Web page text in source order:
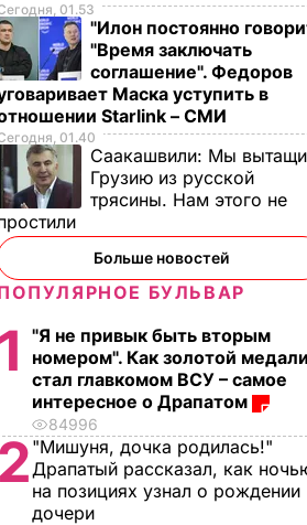
в
ПОЛИТИКА
"За машиной, на
которой я езжу,
другая машина
какая-то ездит".
Садовый заявил,
спецслужбы
13 января, 10.25ПОЛИТИКА
01.53
"Илон постоянно
"Время заключать
соглашение". Федоров
Маска уступить в
Starlink – СМИ
01.40
Саакашвили: Мы
Грузию из русской
трясины. Нам этого не
Больше новостей
БУЛЬВАР
1
"Я не привык быть вторым
номером". Как золотой
стал главкомом ВСУ – самое
интересное о Драпатом
84996
2 "Мишуня, дочка родилась!"
Драпатый рассказал, как
на позициях узнал о рождении
дочери